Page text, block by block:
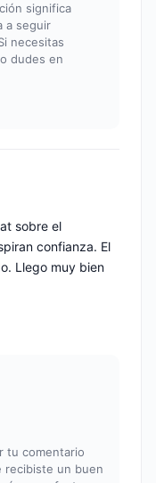
significa
a seguir
necesitas
dudes en
sobre el
confianza. El
Llego muy bien
tu comentario
recibiste un buen